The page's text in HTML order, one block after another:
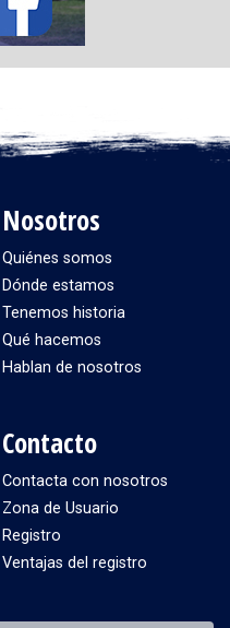
Nosotros
Quiénes somos
Dónde estamos
Tenemos historia
Qué hacemos
Hablan de nosotros
Contacto
Contacta con nosotros
Zona de Usuario
Registro
Ventajas del registro